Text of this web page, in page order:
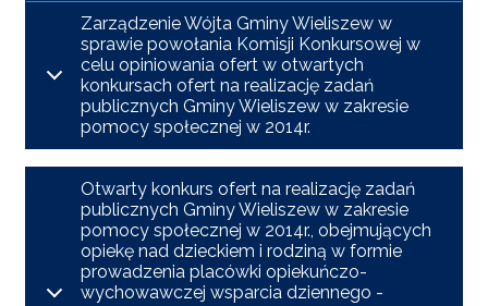
Zarządzenie Wójta Gminy Wieliszew w
sprawie powołania Komisji Konkursowej w
celu opiniowania ofert w otwartych
konkursach ofert na realizację zadań
publicznych Gminy Wieliszew w zakresie
pomocy społecznej w 2014r.
Otwarty konkurs ofert na realizację zadań
publicznych Gminy Wieliszew w zakresie
pomocy społecznej w 2014r., obejmujących
opiekę nad dzieckiem i rodziną w formie
prowadzenia placówki opiekuńczo-
wychowawczej wsparcia dziennego -